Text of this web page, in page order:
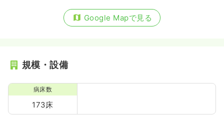
Google Mapで見る
規模・設備
病床数
173床